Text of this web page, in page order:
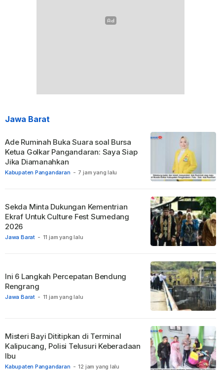
Jawa Barat
Kabupaten Pangandaran - 7 jam yang lalu
Ade Ruminah Buka Suara soal Bursa
Ketua Golkar Pangandaran: Saya Siap
Jika Diamanahkan
Jawa Barat - 11 jam yang lalu
Sekda Minta Dukungan Kementrian
Ekraf Untuk Culture Fest Sumedang
2026
Jawa Barat - 11 jam yang lalu
Ini 6 Langkah Percepatan Bendung
Rengrang
Kabupaten Pangandaran - 12 jam yang lalu
Misteri Bayi Dititipkan di Terminal
Kalipucang, Polisi Telusuri Keberadaan
Ibu